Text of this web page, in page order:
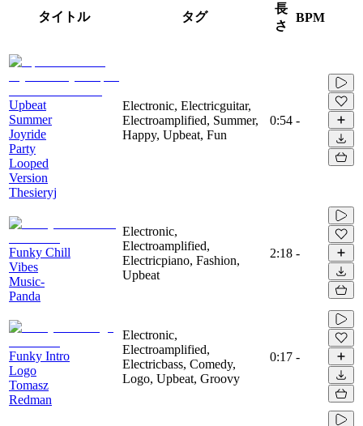
タイトル タグ
長
さ
BPM
Upbeat
Summer
Joyride
Party
Looped
Version
Thesieryj
Electronic, Electricguitar,
Electroamplified, Summer,
Happy, Upbeat, Fun
0:54 -
Funky Chill
Vibes
Music-
Panda
Electronic,
Electroamplified,
Electricpiano, Fashion,
Upbeat
2:18 -
Funky Intro
Logo
Tomasz
Redman
Electronic,
Electroamplified,
Electricbass, Comedy,
Logo, Upbeat, Groovy
0:17 -